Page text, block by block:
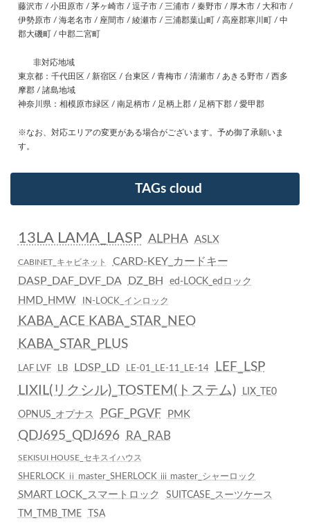
藤沢市 / 小田原市 / 茅ヶ崎市 / 逗子市 / 三浦市 / 秦野市 / 厚木市 / 大和市 /
伊勢原市 / 海老名市 / 座間市 / 綾瀬市 / 三浦郡葉山町 / 高座郡寒川町 / 中
郡大磯町 / 中郡二宮町
非対応地域
東京都：千代田区 / 新宿区 / 台東区 / 青梅市 / 清瀬市 / あきる野市 / 西多
摩郡 / 諸島地域
神奈川県：相模原市緑区 / 南足柄市 / 足柄上郡 / 足柄下郡 / 愛甲郡
※なお、対応エリアの変更がある場合がございます。予め御了承願いま
す。
TAGs cloud
13LA LAMA_LASP ALPHA ASLX
CABINET_キャビネット
CARD-KEY_カードキー
DASP_DAF_DVF_DA
DZ_BH ed-LOCK_edロック
HMD_HMW IN-LOCK_インロック
KABA_ACE KABA_STAR_NEO
KABA_STAR_PLUS
LAF LVF LB LDSP_LD LE-01_LE-11_LE-14 LEF_LSP
LIXIL(リクシル)_TOSTEM(トステム) LIX_TE0
OPNUS_オプナス PGF_PGVF PMK
QDJ695_QDJ696 RA_RAB
SEKISUI HOUSE_セキスイハウス
SHERLOCK ⅱ master_SHERLOCK ⅲ master_シャーロック
SMART LOCK_スマートロック
SUITCASE_スーツケース
TM_TMB_TME
TSA